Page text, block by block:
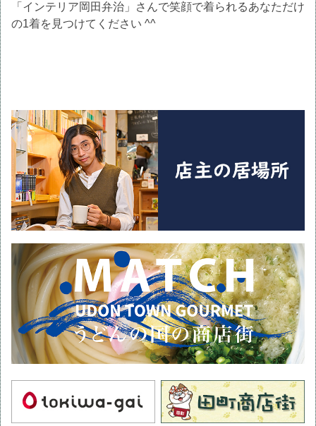
「インテリア岡田弁治」さんで笑顔で着られるあなただけ
の1着を見つけてください ^^